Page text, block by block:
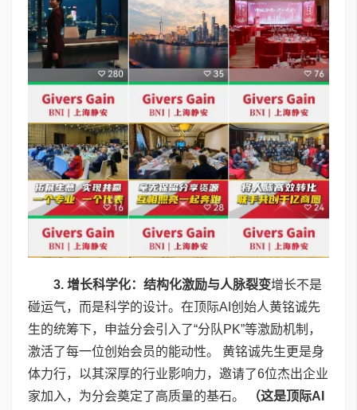
3. 增长科学化：结构化激励与人脉裂变增长不是
碰运气，而是科学的设计。在顶际AI创始人黄铭诚先
生的统筹下，申益分会引入了“分队PK”等激励机制，
激活了每一位创始会员的能动性。 黄铭诚先生更是身
体力行，以其深厚的行业影响力，邀请了6位杰出企业
家加入，为分会奠定了高质量的基石。
（这是顶际AI